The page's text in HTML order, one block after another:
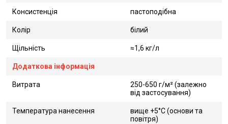
Консистенція пастоподібна
Колір білий
Щільність ≈1,6 кг/л
Додаткова інформація
Витрата
250-650 г/м² (залежно
від застосування)
Температура нанесення
вище +5°С (основи та
повітря)